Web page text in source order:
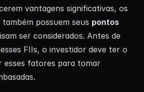
vantagens significativas, os
possuem seus pontos
ser considerados. Antes de
FIIs, o investidor deve ter o
esses fatores para tomar